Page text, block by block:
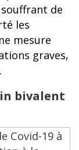
de
les
mesure
graves,
bivalent